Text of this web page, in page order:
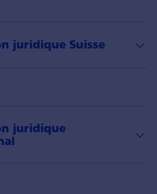
juridique Suisse
juridique